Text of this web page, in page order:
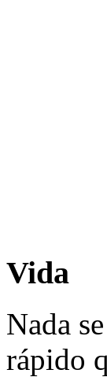
Vida
Nada
rápido